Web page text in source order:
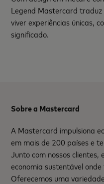
Legend Mastercard traduz
viver experiências únicas,
significado.
Sobre a Mastercard
A Mastercard impulsiona
em mais de 200 países e
Junto com nossos
economia sustentável
Oferecemos uma